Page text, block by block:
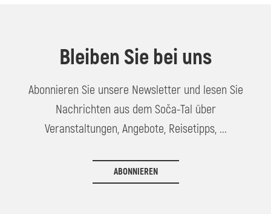
Bleiben Sie bei uns
Abonnieren Sie unsere Newsletter und lesen Sie
Nachrichten aus dem Soča-Tal über
Veranstaltungen, Angebote, Reisetipps, ...
ABONNIEREN